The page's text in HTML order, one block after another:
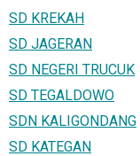
SD KREKAH
SD JAGERAN
SD NEGERI TRUCUK
SD TEGALDOWO
SDN KALIGONDANG
SD KATEGAN